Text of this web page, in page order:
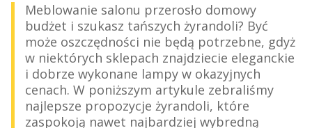
Meblowanie salonu przerosło domowy
budżet i szukasz tańszych żyrandoli? Być
może oszczędności nie będą potrzebne, gdyż
w niektórych sklepach znajdziecie eleganckie
i dobrze wykonane lampy w okazyjnych
cenach. W poniższym artykule zebraliśmy
najlepsze propozycje żyrandoli, które
zaspokoją nawet najbardziej wybredną